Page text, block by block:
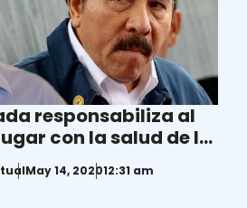
responsabiliza al
con la salud de la
May 14, 202012:31 am